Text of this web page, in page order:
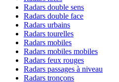
Radars double sens
Radars double face
Radars urbains
Radars tourelles
Radars mobiles
Radars mobiles mobiles
Radars feux rouges
Radars passages à niveau
Radars tronçons